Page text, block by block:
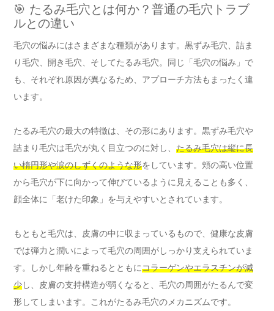
🎯 たるみ毛穴とは何か？普通の毛穴トラブ
ルとの違い
毛穴の悩みにはさまざまな種類があります。黒ずみ毛穴、詰ま
り毛穴、開き毛穴、そしてたるみ毛穴。同じ「毛穴の悩み」で
も、それぞれ原因が異なるため、アプローチ方法もまったく違
います。
たるみ毛穴の最大の特徴は、その形にあります。黒ずみ毛穴や
詰まり毛穴は毛穴が丸く目立つのに対し、 たるみ毛穴は縦に長
い楕円形や涙のしずくのような形をしています。頬の高い位置
から毛穴が下に向かって伸びているように見えることも多く、
顔全体に「老けた印象」を与えやすいとされています。
もともと毛穴は、皮膚の中に収まっているもので、健康な皮膚
では弾力と潤いによって毛穴の周囲がしっかり支えられていま
す。しかし年齢を重ねるとともにコラーゲンやエラスチンが減
少し、皮膚の支持構造が弱くなると、毛穴の周囲がたるんで変
形してしまいます。これがたるみ毛穴のメカニズムです。